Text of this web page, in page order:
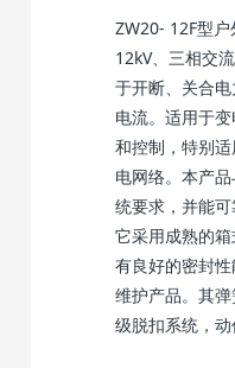
ZW20- 12F型
12kV、三相交
于开断、关合
电流。适用于
和控制，特别
电网络。本产
统要求，并能可
它采用成熟的
有良好的密封
维护产品。其
级脱扣系统，动